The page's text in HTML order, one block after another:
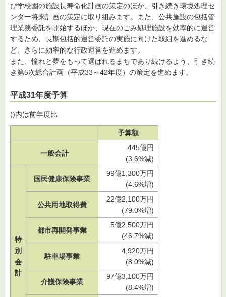
び学校園の施設長寿命化計画の策定のほか、引き続き環境処理セ
ンター将来計画の策定に取り組みます。また、公共施設の包括管
理業務委託を開始するほか、現在のごみ処理施設を効率的に運営
するため、長期包括的運営委託の実施に向けた取組を進めるな
ど、さらに効率的な行政運営を進めます。
また、憧れと夢をもって選ばれるまちであり続けるよう、引き続
き第5次総合計画（平成33～42年度）の策定を進めます。
平成31年度予算
()内は前年度比
予算額
一般会計
445億円
(3.6%減)
特
別
会
計
国民健康保険事業
99億1,300万円
(4.6%増)
公共用地取得費
22億2,100万円
(79.0%増)
都市再開発事業
5億2,500万円
(46.7%減)
駐車場事業
4,920万円
(8.0%減)
介護保険事業
97億3,100万円
(8.4%増)